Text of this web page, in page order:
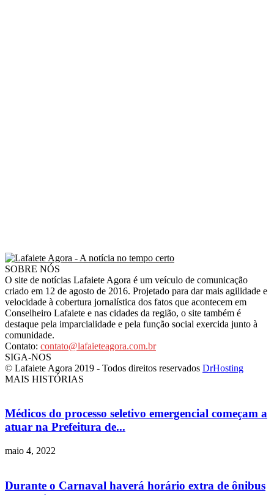
SOBRE NÓS
O site de notícias Lafaiete Agora é um veículo de comunicação
criado em 12 de agosto de 2016. Projetado para dar mais agilidade e
velocidade à cobertura jornalística dos fatos que acontecem em
Conselheiro Lafaiete e nas cidades da região, o site também é
destaque pela imparcialidade e pela função social exercida junto à
comunidade.
Contato: contato@lafaieteagora.com.br
SIGA-NOS
© Lafaiete Agora 2019 - Todos direitos reservados DrHosting
MAIS HISTÓRIAS
Médicos do processo seletivo emergencial começam a
atuar na Prefeitura de...
maio 4, 2022
Durante o Carnaval haverá horário extra de ônibus